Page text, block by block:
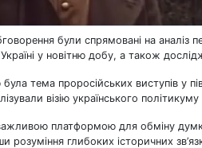
були спрямовані на аналіз
у новітню добу, а також
тема проросійських виступів у
візію українського
платформою для обміну
розуміння глибоких історичних